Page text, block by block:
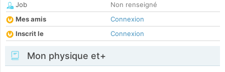
Job
Non renseigné
Mes amis
Connexion
Inscrit le
Connexion
Mon physique et+